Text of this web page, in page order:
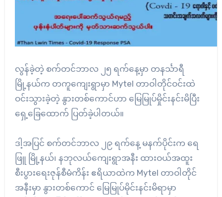
လွန်ခဲ့တဲ့ စက်တင်ဘာလ ၂၅ ရက်နေ့မှာ တနင်္သာရီ
မြို့နယ်က တကူကျေးရွာမှာ Mytel တာဝါတိုင်ဝင်းထဲ
ဝင်းသွားခဲ့တဲ့ နွားတစ်ကောင်ဟာ မြေမြုပ်မှိုင်းနင်းမိပြီး
ရှေ့ခြေထောက် ပြတ်ခဲ့ပါတယ်။
ဒါ့အပြင် စက်တင်ဘာလ ၂၉ ရက်နေ့ မနက်ပိုင်းက ရေ
ဖြူ မြို့နယ်၊ နဘုလယ်ကျေးရွာအနီး ထားဝယ်အထူး
စီးပွားရေးဇုန်စီမံကိန်း ဧရိယာထဲက Mytel တာဝါတိုင်
အနီးမှာ နွားတစ်ကောင် မြေမြုပ်မိုင်းနင်းမိရာမှာ